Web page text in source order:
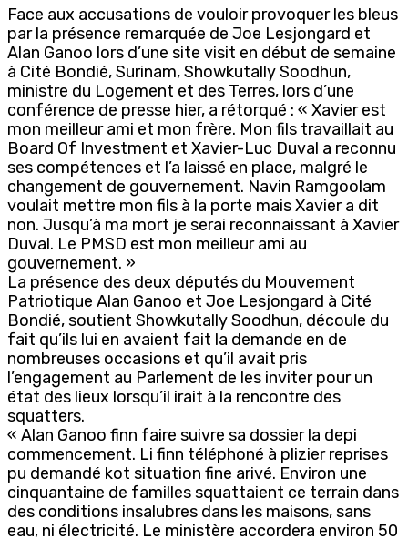
Face aux accusations de vouloir provoquer les bleus
par la présence remarquée de Joe Lesjongard et
Alan Ganoo lors d’une site visit en début de semaine
à Cité Bondié, Surinam, Showkutally Soodhun,
ministre du Logement et des Terres, lors d’une
conférence de presse hier, a rétorqué : « Xavier est
mon meilleur ami et mon frère. Mon fils travaillait au
Board Of Investment et Xavier-Luc Duval a reconnu
ses compétences et l’a laissé en place, malgré le
changement de gouvernement. Navin Ramgoolam
voulait mettre mon fils à la porte mais Xavier a dit
non. Jusqu’à ma mort je serai reconnaissant à Xavier
Duval. Le PMSD est mon meilleur ami au
gouvernement. »
La présence des deux députés du Mouvement
Patriotique Alan Ganoo et Joe Lesjongard à Cité
Bondié, soutient Showkutally Soodhun, découle du
fait qu’ils lui en avaient fait la demande en de
nombreuses occasions et qu’il avait pris
l’engagement au Parlement de les inviter pour un
état des lieux lorsqu’il irait à la rencontre des
squatters.
« Alan Ganoo finn faire suivre sa dossier la depi
commencement. Li finn téléphoné à plizier reprises
pu demandé kot situation fine arivé. Environ une
cinquantaine de familles squattaient ce terrain dans
des conditions insalubres dans les maisons, sans
eau, ni électricité. Le ministère accordera environ 50